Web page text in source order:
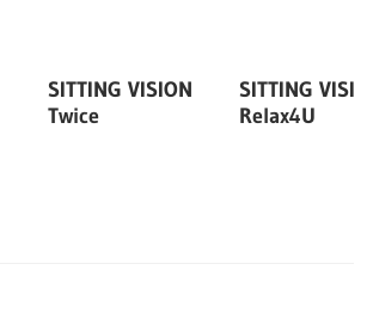
SITTING VISION
Twice
SITTING
Relax4U